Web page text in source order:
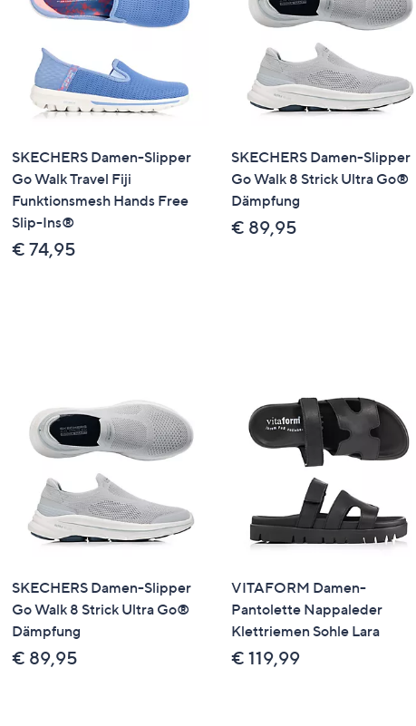
SKECHERS Damen-Slipper
Go Walk Travel Fiji
Funktionsmesh Hands Free
Slip-Ins®
€ 74,95
SKECHERS Damen-Slipper
Go Walk 8 Strick Ultra Go®
Dämpfung
€ 89,95
SKECHERS Damen-Slipper
Go Walk 8 Strick Ultra Go®
Dämpfung
€ 89,95
VITAFORM Damen-
Pantolette Nappaleder
Klettriemen Sohle Lara
€ 119,99